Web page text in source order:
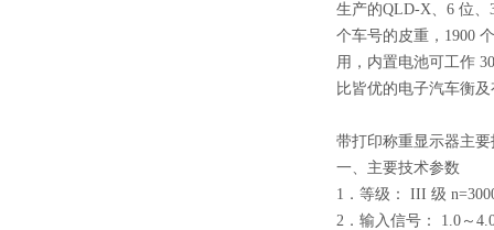
生产的QLD-X、6 位、
个车号的皮重，1900
用，内置电池可工作
比皆优的电子汽车衡
带打印称重显示器主
一、主要技术参数
1．等级： III 级
2．输入信号： 1.0～